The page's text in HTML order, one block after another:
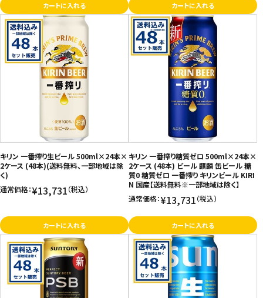
カートに入れる カートに入れる
キリン 一番搾り生ビール 500ml×24本×
2ケース (48本)(送料無料、一部地域は除
く)
通常価格：¥13,731（税込）
カートに入れる
キリン 一番搾り糖質ゼロ 500ml×24本×
2ケース (48本) ビール 麒麟 缶ビール 糖
質0 糖質ゼロ 一番搾り キリンビール KIRI
N 国産【送料無料※一部地域は除く】
通常価格：¥13,731（税込）
カートに入れる